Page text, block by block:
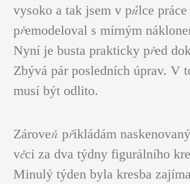
vysoko a tak jsem v půlce
přemodeloval s mírným
Nyní je busta prakticky před
Zbývá pár posledních úprav. V
musí být odlito.
Zároveň přikládám
věci za dva týdny figurálního
Minulý týden byla kresba